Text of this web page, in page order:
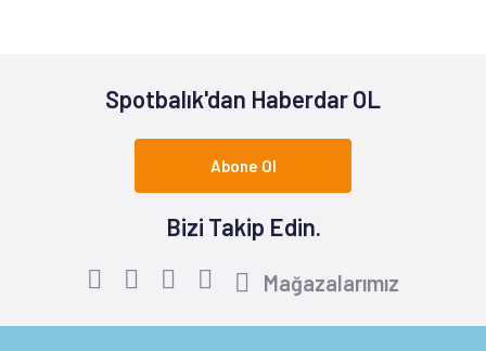
Spotbalık'dan Haberdar OL
Abone Ol
Bizi Takip Edin.
Mağazalarımız